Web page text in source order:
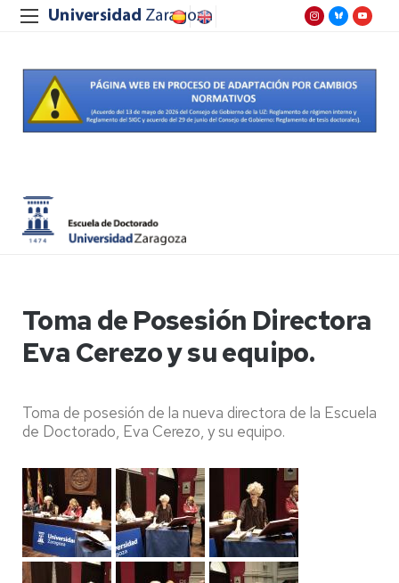
Toma de Posesión Directora
Eva Cerezo y su equipo.
Toma de posesión de la nueva directora de la Escuela
de Doctorado, Eva Cerezo, y su equipo.